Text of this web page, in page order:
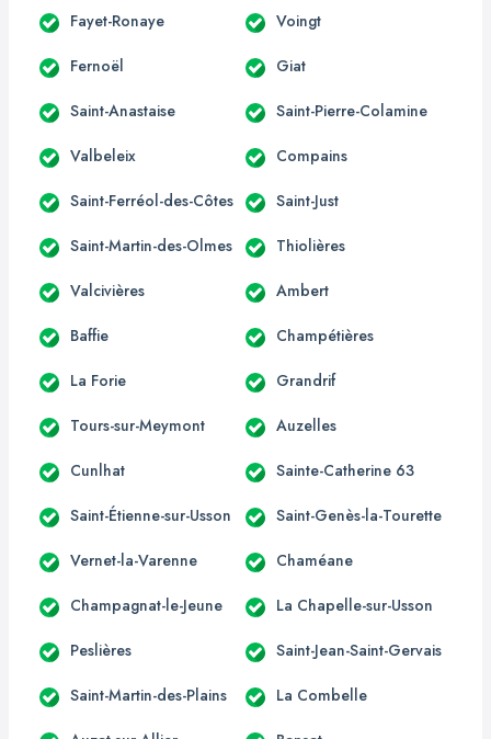
Fayet-Ronaye Voingt
Fernoël Giat
Saint-Anastaise Saint-Pierre-Colamine
Valbeleix Compains
Saint-Ferréol-des-Côtes Saint-Just
Saint-Martin-des-Olmes Thiolières
Valcivières Ambert
Baffie Champétières
La Forie Grandrif
Tours-sur-Meymont Auzelles
Cunlhat Sainte-Catherine 63
Saint-Étienne-sur-Usson Saint-Genès-la-Tourette
Vernet-la-Varenne Chaméane
Champagnat-le-Jeune La Chapelle-sur-Usson
Peslières Saint-Jean-Saint-Gervais
Saint-Martin-des-Plains La Combelle